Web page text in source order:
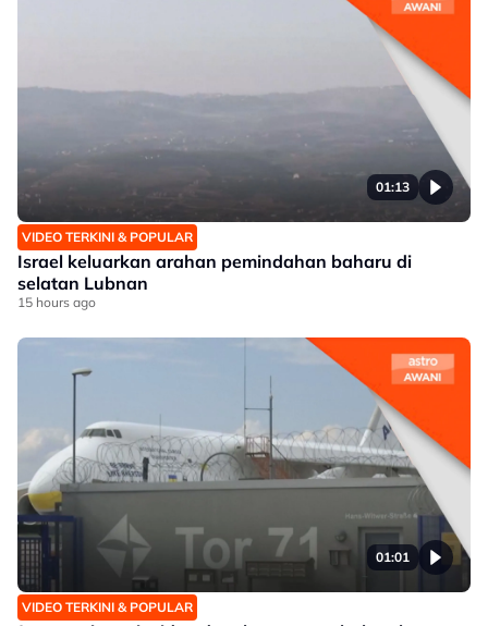
01:13
VIDEO TERKINI & POPULAR
Israel keluarkan arahan pemindahan baharu di
selatan Lubnan
15 hours ago
01:01
VIDEO TERKINI & POPULAR